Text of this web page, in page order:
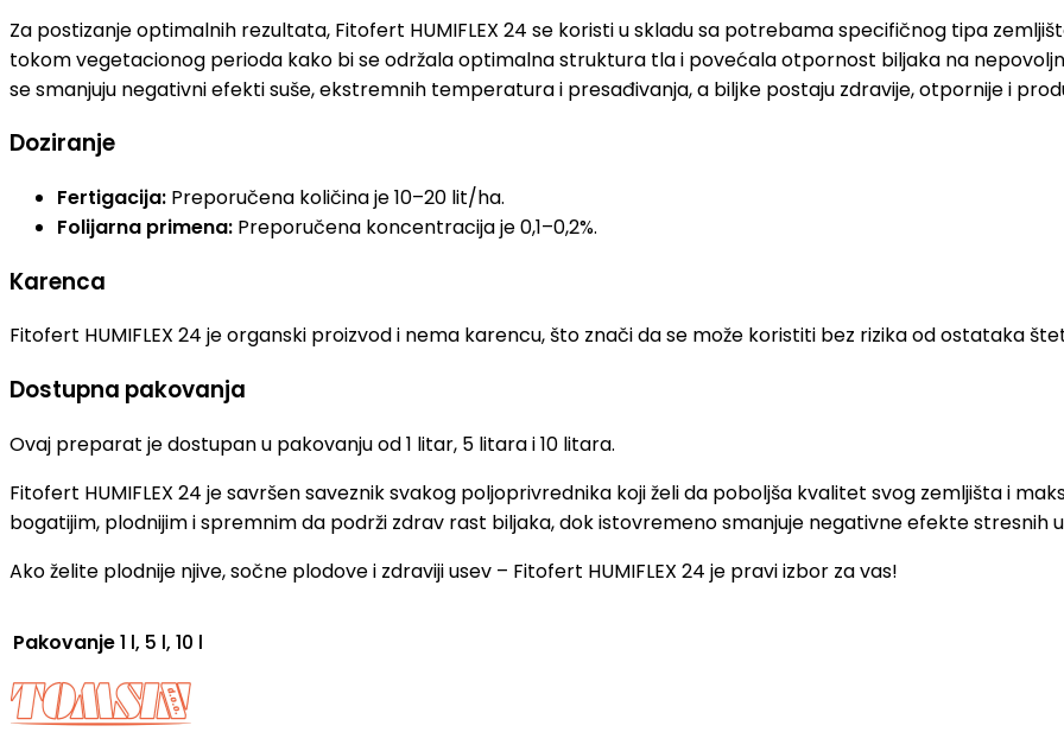
Za postizanje optimalnih rezultata, Fitofert HUMIFLEX 24 se koristi u skladu sa potrebama specifičnog tipa
tokom vegetacionog perioda kako bi se održala optimalna struktura tla i povećala otpornost biljaka na
se smanjuju negativni efekti suše, ekstremnih temperatura i presađivanja, a biljke postaju zdravije, otpornije i
Doziranje
Fertigacija: Preporučena količina je 10–20 lit/ha.
Folijarna primena: Preporučena koncentracija je 0,1–0,2%.
Karenca
Fitofert HUMIFLEX 24 je organski proizvod i nema karencu, što znači da se može koristiti bez rizika od ostataka
Dostupna pakovanja
Ovaj preparat je dostupan u pakovanju od 1 litar, 5 litara i 10 litara.
Fitofert HUMIFLEX 24 je savršen saveznik svakog poljoprivrednika koji želi da poboljša kvalitet svog zemljišta i
bogatijim, plodnijim i spremnim da podrži zdrav rast biljaka, dok istovremeno smanjuje negativne efekte stresnih
Ako želite plodnije njive, sočne plodove i zdraviji usev – Fitofert HUMIFLEX 24 je pravi izbor za vas!
Pakovanje1 l, 5 l, 10 l